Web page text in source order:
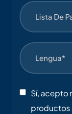
Lista De
Lengua*
Sí, acepto
productos